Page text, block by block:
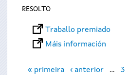
RESOLTO
Traballo premiado
Máis información
Páxinas
« primeira ‹ anterior … 3